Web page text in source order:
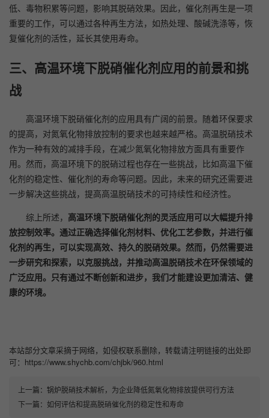
低、毒物积累等问题，影响其脱硝效果。因此，催化剂再生是一项
重要的工作，可以通过各种再生方法，如热处理、酸碱洗涤等，恢
复催化剂的活性，延长其使用寿命。
三、高温环境下脱硝催化剂应用的前景和挑
战
高温环境下脱硝催化剂的应用具有广阔的前景。随着环保要求
的提高，对氮氧化物排放控制的要求也越来越严格。高温脱硝技术
作为一种有效的减排手段，在减少氮氧化物排放方面具有重要作
用。然而，高温环境下的脱硝过程也存在一些挑战，比如高温下催
化剂的稳定性、催化剂的寿命等问题。因此，未来的研究还需要进
一步解决这些挑战，提高高温脱硝技术的可持续性和经济性。
综上所述， 高温环境下脱硝催化剂的灵活应用可以大幅提升排
放控制效率。通过正确选择催化剂材料、优化工艺参数，并进行催
化剂的再生，可以实现高效、持久的脱硝效果。然而，仍然需要进
一步研究和探索，以克服挑战，并推动高温脱硝技术在环保领域的
广泛应用。只有通过不断创新和进步，我们才能建设更加清洁、健
康的环境。
本站部分文章采摘于网络，如侵权联系删除，转载请注明链接的出处即
可：https://www.shychb.com/chjbk/960.html
上一篇： 锅炉脱硝技术解析，为企业降低氮氧化物排放提供可行方法
下一篇： 如何评估和提高脱硝催化剂的稳定性和寿命